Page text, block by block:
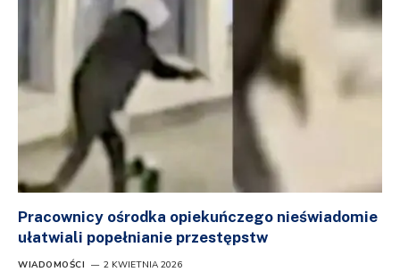
Pracownicy ośrodka opiekuńczego nieświadomie
ułatwiali popełnianie przestępstw
WIADOMOŚCI 2 KWIETNIA 2026